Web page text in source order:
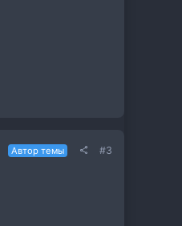
Автор темы #3